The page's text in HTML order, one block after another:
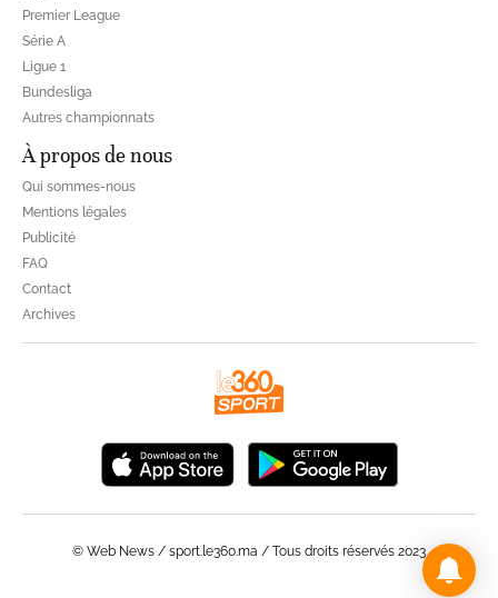
Premier League
Série A
Ligue 1
Bundesliga
Autres championnats
À propos de nous
Qui sommes-nous
Mentions légales
Publicité
FAQ
Contact
Archives
© Web News / sport.le360.ma / Tous droits réservés 2023